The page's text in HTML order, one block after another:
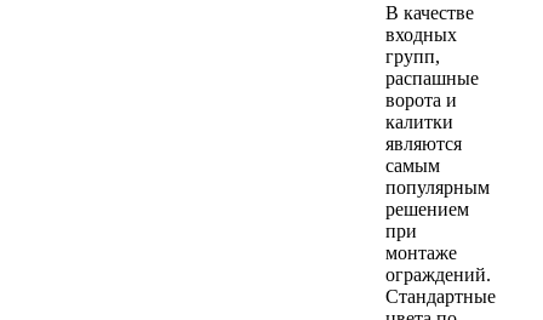
В качестве
входных
групп,
распашные
ворота и
калитки
являются
самым
популярным
решением
при
монтаже
ограждений.
Стандартные